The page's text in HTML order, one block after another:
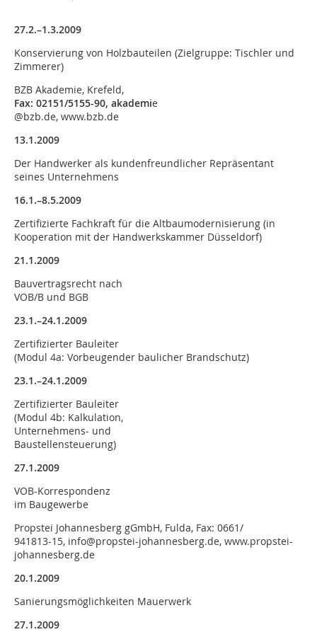
27.2.–1.3.2009
Konservierung von Holzbauteilen (Zielgruppe: Tischler und
Zimmerer)
BZB Akademie, Krefeld,
Fax: 02151/5155-90, akademie
@bzb.de, www.bzb.de
13.1.2009
Der Handwerker als kundenfreundlicher Repräsentant
seines Unternehmens
16.1.–8.5.2009
Zertifizierte Fachkraft für die Altbaumodernisierung (in
Kooperation mit der Handwerkskammer Düsseldorf)
21.1.2009
Bauvertragsrecht nach
VOB/B und BGB
23.1.–24.1.2009
Zertifizierter Bauleiter
(Modul 4a: Vorbeugender baulicher Brandschutz)
23.1.–24.1.2009
Zertifizierter Bauleiter
(Modul 4b: Kalkulation,
Unternehmens- und
Baustellensteuerung)
27.1.2009
VOB-Korrespondenz
im Baugewerbe
Propstei Johannesberg gGmbH, Fulda, Fax: 0661/
941813-15, info@propstei-johannesberg.de, www.propstei-
johannesberg.de
20.1.2009
Sanierungsmöglichkeiten Mauerwerk
27.1.2009